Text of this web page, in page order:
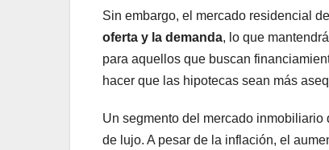
Sin embargo, el mercado residencial
oferta y la demanda, lo que
para aquellos que buscan
hacer que las hipotecas sean más
Un segmento del mercado
de lujo. A pesar de la inflación, el